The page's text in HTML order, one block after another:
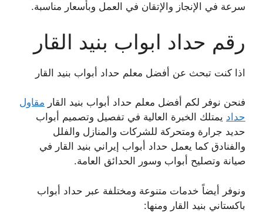
سرعة في الإنجاز والإتقان في العمل وبأسعار مناسبة.
رقم حداد ابواب بنيد القار
اذا كنت تبحث عن أفضل معلم حداد أبواب بنيد القار
فنحن نوفر لكم أفضل معلم حداد أبواب بنيد القار مقاول
حداد يمتلك الخبرة العالية في تفصيل وتصميم أبواب
حديد جرارة ومتحركة للشركات والمنازل والفلل
والفنادق كما يعمل حداد أبواب إيراني بنيد القار في
صيانة وتصليح أبواب وسور الحدائق العامة.
ونوفر أيضاً خدمات متنوعة ومختلفة عبر حداد أبواب
باكستاني بنيد القار ومنها: